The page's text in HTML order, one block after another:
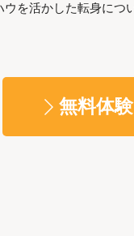
を活かした転身につ
無料体